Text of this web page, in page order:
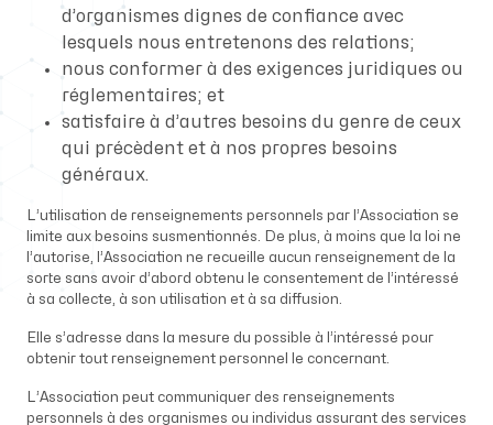
d’organismes dignes de confiance avec
lesquels nous entretenons des relations;
nous conformer à des exigences juridiques ou
réglementaires; et
satisfaire à d’autres besoins du genre de ceux
qui précèdent et à nos propres besoins
généraux.
L’utilisation de renseignements personnels par l’Association se
limite aux besoins susmentionnés. De plus, à moins que la loi ne
l’autorise, l’Association ne recueille aucun renseignement de la
sorte sans avoir d’abord obtenu le consentement de l’intéressé
à sa collecte, à son utilisation et à sa diffusion.
Elle s’adresse dans la mesure du possible à l’intéressé pour
obtenir tout renseignement personnel le concernant.
L’Association peut communiquer des renseignements
personnels à des organismes ou individus assurant des services